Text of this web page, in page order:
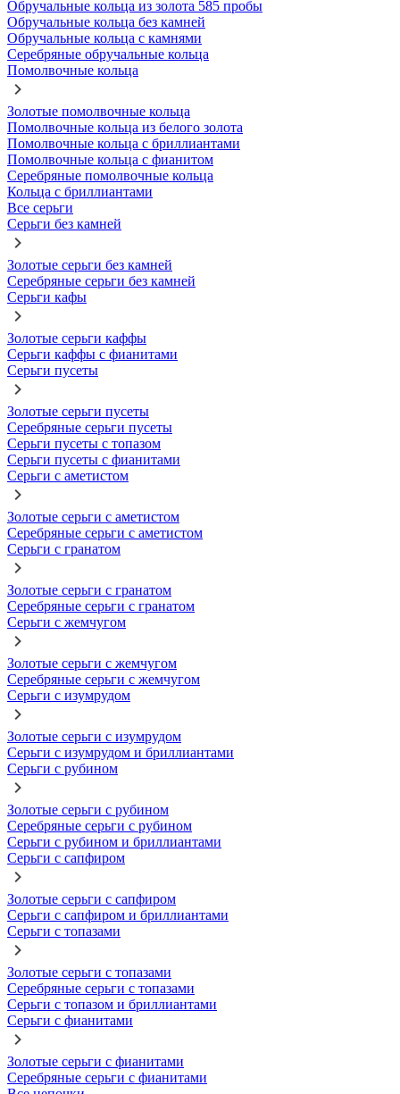
Обручальные кольца из золота 585 пробы
Обручальные кольца без камней
Обручальные кольца с камнями
Серебряные обручальные кольца
Помолвочные кольца
Золотые помолвочные кольца
Помолвочные кольца из белого золота
Помолвочные кольца с бриллиантами
Помолвочные кольца с фианитом
Серебряные помолвочные кольца
Кольца с бриллиантами
Все серьги
Серьги без камней
Золотые серьги без камней
Серебряные серьги без камней
Серьги кафы
Золотые серьги каффы
Серьги каффы с фианитами
Серьги пусеты
Золотые серьги пусеты
Серебряные серьги пусеты
Серьги пусеты с топазом
Серьги пусеты с фианитами
Серьги с аметистом
Золотые серьги с аметистом
Серебряные серьги с аметистом
Серьги с гранатом
Золотые серьги с гранатом
Серебряные серьги с гранатом
Серьги с жемчугом
Золотые серьги с жемчугом
Серебряные серьги с жемчугом
Серьги с изумрудом
Золотые серьги с изумрудом
Серьги с изумрудом и бриллиантами
Серьги с рубином
Золотые серьги с рубином
Серебряные серьги с рубином
Серьги с рубином и бриллиантами
Серьги с сапфиром
Золотые серьги с сапфиром
Серьги с сапфиром и бриллиантами
Серьги с топазами
Золотые серьги с топазами
Серебряные серьги с топазами
Серьги с топазом и бриллиантами
Серьги с фианитами
Золотые серьги с фианитами
Серебряные серьги с фианитами